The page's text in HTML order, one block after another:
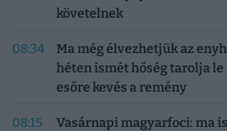
követelnek
08:34
Ma még élvezhetjük az
héten ismét hőség tarolja
esőre kevés a remény
08:15
Vasárnapi magyarfoci: ma